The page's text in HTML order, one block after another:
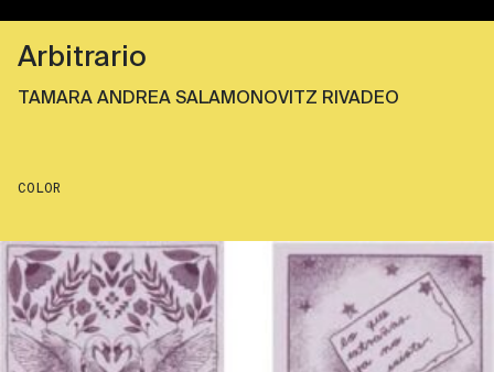
Arbitrario
TAMARA ANDREA SALAMONOVITZ RIVADEO
COLOR